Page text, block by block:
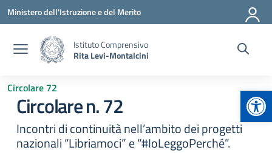
Vai ai contenuti
Vai al menu di navigazione
Vai al footer
Ministero dell'Istruzione e del Merito
Istituto Comprensivo
Rita Levi-Montalcini
Circolare 72
Circolare n. 72
Incontri di continuità nell’ambito dei progetti
nazionali “Libriamoci” e “#IoLeggoPerché”.